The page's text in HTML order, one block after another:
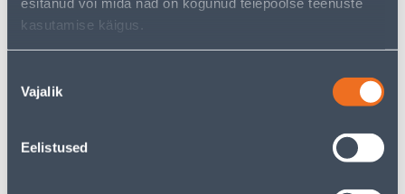
kasutamise käigus.
valik
Vajalik
Eelistused
LIIM PENOSIL SPEEDFIX
AKTIVAATOR 200ML
sisselogitud
VEEKINDEL
WATERSTOP 930 1L